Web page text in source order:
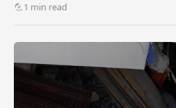
1 min read